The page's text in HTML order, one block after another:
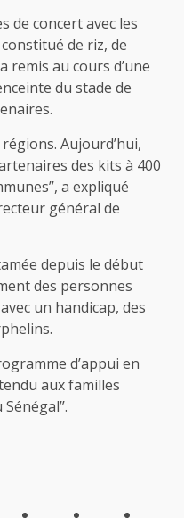
de concert avec les
de riz, de
remis au cours d’une
du stade de
Aujourd’hui,
des kits à 400
a expliqué
général de
depuis le début
des personnes
un handicap, des
d’appui en
aux familles